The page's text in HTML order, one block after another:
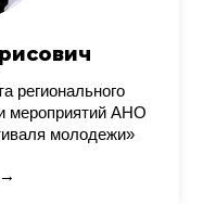
регионального
мероприятий АНО
молодежи»